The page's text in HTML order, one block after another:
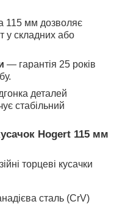
115 мм дозволяє
у складних або
— гарантія 25 років
деталей
стабільний
Hogert 115 мм
торцеві кусачки
сталь (CrV)